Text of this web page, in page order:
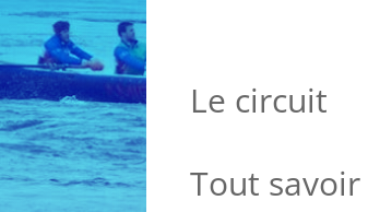
Le circuit
Tout